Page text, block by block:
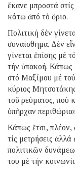
ἔκανε μπροστά
κάτω ἀπό τό ὅριο.
Πολιτική δέν
συναίσθημα. Δέν
γίνεται ἐπίσης μέ
τήν ὑπακοή. Κάπως
στό Μαξίμου μέ
κύριος
τοῦ ρεύματος, πού
ὑπῆρχαν
Κάπως ἔτσι, πλέον,
τίς μετρήσεις
πολιτικῶν
του μέ τήν